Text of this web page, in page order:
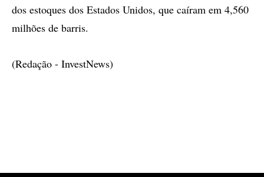
dos estoques dos Estados Unidos, que caíram em 4,560
milhões de barris.
(Redação - InvestNews)